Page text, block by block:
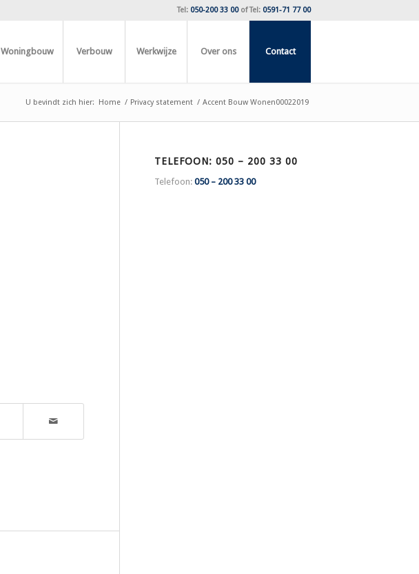
Tel: 050-200 33 00ofTel: 0591-71 77 00
Woningbouw Verbouw Werkwijze Over ons Contact
U bevindt zich hier: Home / Privacy statement / Accent Bouw Wonen00022019
TELEFOON: 050 – 200 33 00
Telefoon:050 – 200 33 00